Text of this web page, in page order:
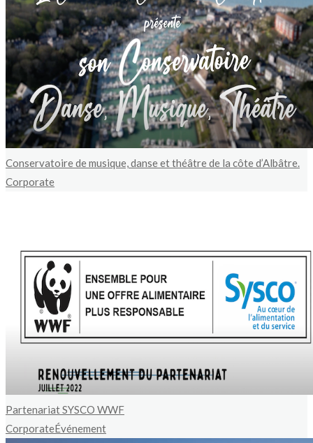
Conservatoire de musique, danse et théâtre de la côte d’Albâtre.
Corporate
Partenariat SYSCO WWF
CorporateÉvénement